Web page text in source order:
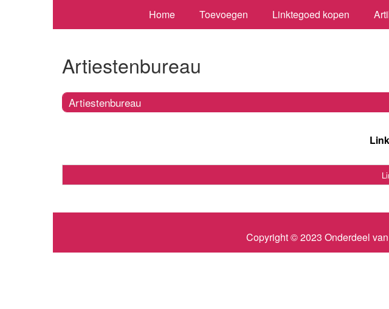
Home Toevoegen Linktegoed kopen
Artiestenbureau
Artiestenbureau
Copyright © 2023 Onderdeel van